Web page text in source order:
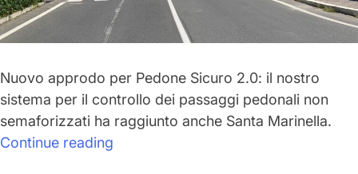
Nuovo approdo per Pedone Sicuro 2.0: il nostro
sistema per il controllo dei passaggi pedonali non
semaforizzati ha raggiunto anche Santa Marinella.
Continue reading